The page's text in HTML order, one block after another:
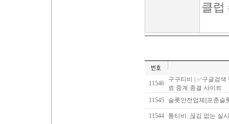
클럽
11546
구구티비 | ✅구글검
료 중계 종결 사이트
11545
슬롯안전업체||포춘슬
11544 통티비: 끊김 없는 실